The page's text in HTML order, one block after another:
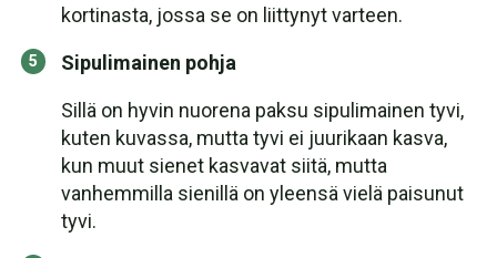
kortinasta, jossa se on liittynyt varteen.
Sipulimainen pohja
Sillä on hyvin nuorena paksu sipulimainen tyvi,
kuten kuvassa, mutta tyvi ei juurikaan kasva,
kun muut sienet kasvavat siitä, mutta
vanhemmilla sienillä on yleensä vielä paisunut
tyvi.